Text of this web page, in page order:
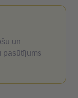
un
pasūtījums